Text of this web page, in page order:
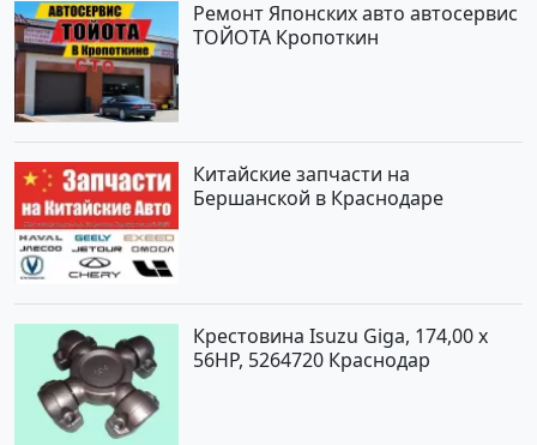
Ремонт Японских авто автосервис
ТОЙОТА Кропоткин
Китайские запчасти на
Бершанской в Краснодаре
Крестовина Isuzu Giga, 174,00 x
56HP, 5264720 Краснодар